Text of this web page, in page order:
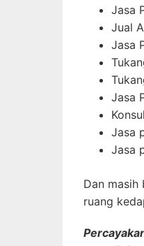
Jasa
Jual
Jasa
Jasa
Jasa
Jasa
Dan masih
ruang